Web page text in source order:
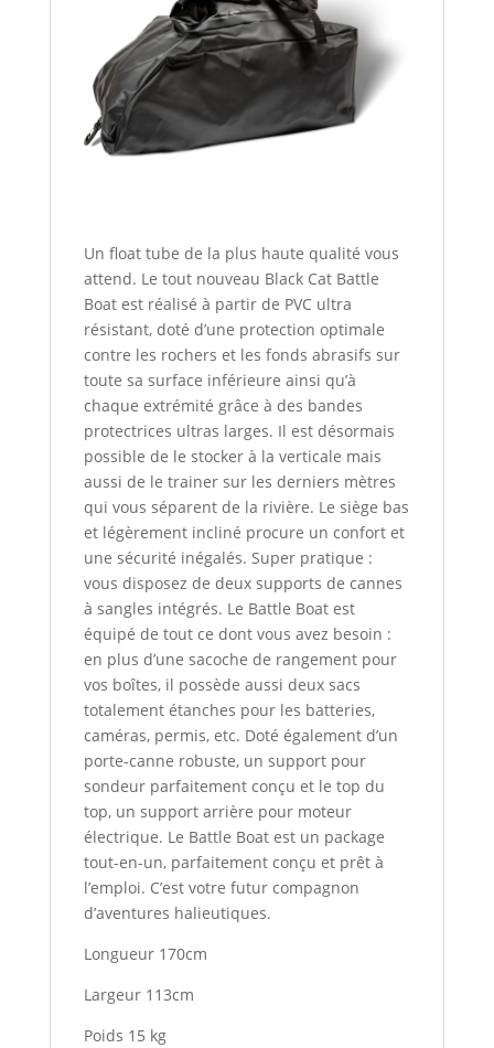
Un float tube de la plus haute qualité vous
attend. Le tout nouveau Black Cat Battle
Boat est réalisé à partir de PVC ultra
résistant, doté d’une protection optimale
contre les rochers et les fonds abrasifs sur
toute sa surface inférieure ainsi qu’à
chaque extrémité grâce à des bandes
protectrices ultras larges. Il est désormais
possible de le stocker à la verticale mais
aussi de le trainer sur les derniers mètres
qui vous séparent de la rivière. Le siège bas
et légèrement incliné procure un confort et
une sécurité inégalés. Super pratique :
vous disposez de deux supports de cannes
à sangles intégrés. Le Battle Boat est
équipé de tout ce dont vous avez besoin :
en plus d’une sacoche de rangement pour
vos boîtes, il possède aussi deux sacs
totalement étanches pour les batteries,
caméras, permis, etc. Doté également d’un
porte-canne robuste, un support pour
sondeur parfaitement conçu et le top du
top, un support arrière pour moteur
électrique. Le Battle Boat est un package
tout-en-un, parfaitement conçu et prêt à
l’emploi. C’est votre futur compagnon
d’aventures halieutiques.
Longueur 170cm
Largeur 113cm
Poids 15 kg